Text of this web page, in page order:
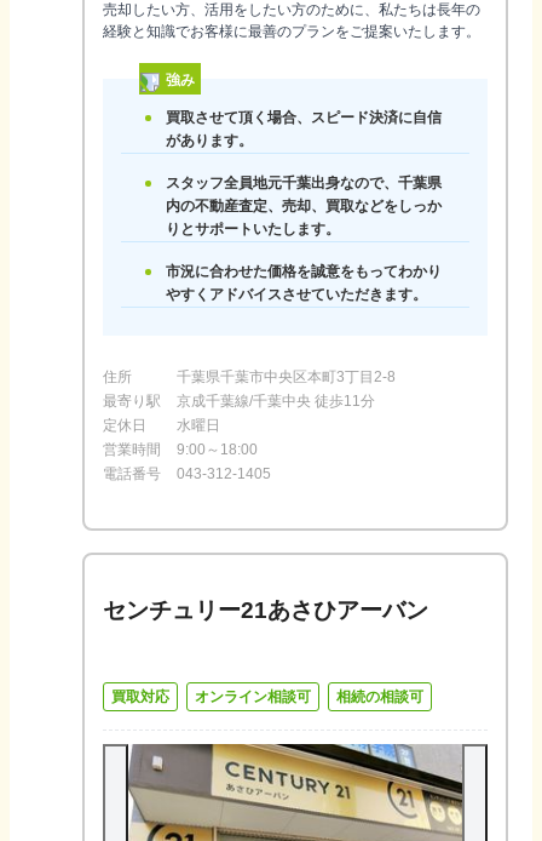
売却したい方、活用をしたい方のために、私たちは長年の
経験と知識でお客様に最善のプランをご提案いたします。
強み
買取させて頂く場合、スピード決済に自信
があります。
スタッフ全員地元千葉出身なので、千葉県
内の不動産査定、売却、買取などをしっか
りとサポートいたします。
市況に合わせた価格を誠意をもってわかり
やすくアドバイスさせていただきます。
住所
千葉県千葉市中央区本町3丁目2-8
最寄り駅
京成千葉線/千葉中央 徒歩11分
定休日
水曜日
営業時間
9:00～18:00
電話番号
043-312-1405
センチュリー21あさひアーバン
買取対応 オンライン相談可 相続の相談可